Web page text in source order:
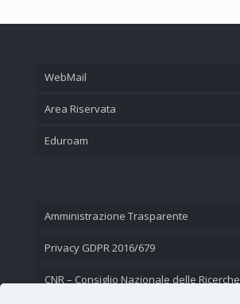
WebMail
Area Riservata
Eduroam
Amministrazione Trasparente
Privacy GDPR 2016/679
CNR – Consiglio Nazionale delle Ricerche